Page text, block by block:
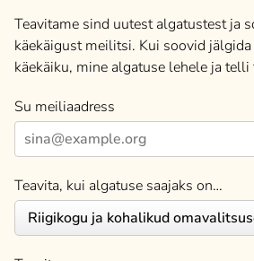
Teavitame sind uutest algatustest ja
käekäigust meilitsi. Kui soovid
käekäiku, mine algatuse lehele ja
Su meiliaadress
Teavita, kui algatuse saajaks on…